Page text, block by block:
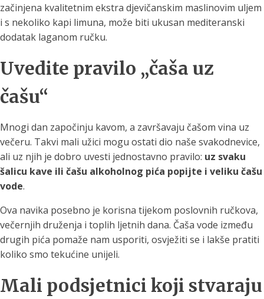
začinjena kvalitetnim ekstra djevičanskim maslinovim uljem
i s nekoliko kapi limuna, može biti ukusan mediteranski
dodatak laganom ručku.
Uvedite pravilo „čaša uz
čašu“
Mnogi dan započinju kavom, a završavaju čašom vina uz
večeru. Takvi mali užici mogu ostati dio naše svakodnevice,
ali uz njih je dobro uvesti jednostavno pravilo: uz svaku
šalicu kave ili čašu alkoholnog pića popijte i veliku čašu
vode.
Ova navika posebno je korisna tijekom poslovnih ručkova,
večernjih druženja i toplih ljetnih dana. Čaša vode između
drugih pića pomaže nam usporiti, osvježiti se i lakše pratiti
koliko smo tekućine unijeli.
Mali podsjetnici koji stvaraju